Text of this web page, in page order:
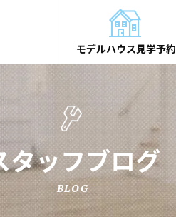
モデルハウス見学予約
タッフブログ
BLOG